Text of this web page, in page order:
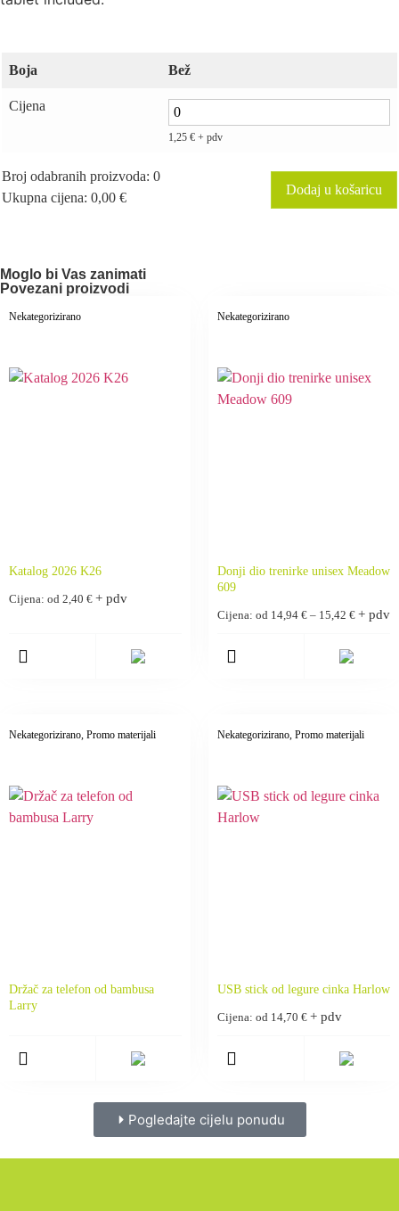
Boja Bež
Cijena
1,25 € + pdv
Broj odabranih proizvoda: 0
Ukupna cijena: 0,00 €
Your
total
0,00 €
Dodaj u košaricu
Moglo bi Vas zanimati
Povezani proizvodi
Nekategorizirano
Katalog 2026 K26
Cijena: od 2,40 € + pdv
Nekategorizirano
Donji dio trenirke unisex Meadow
609
Cijena: od 14,94 € – 15,42 € + pdv
Nekategorizirano, Promo materijali
Držač za telefon od bambusa
Larry
Nekategorizirano, Promo materijali
USB stick od legure cinka Harlow
Cijena: od 14,70 € + pdv
Pogledajte cijelu ponudu